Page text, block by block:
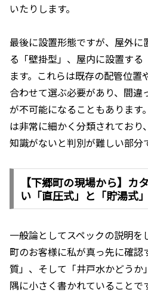
いたりします。
最後に設置形態ですが、屋外
る「壁掛型」、屋内に設置する
ます。これらは既存の配管位
合わせて選ぶ必要があり、間
が不可能になることもあります
は非常に細かく分類されており
知識がないと判別が難しい部分
【下郷町の現場から】カ
い「直圧式」と「貯湯式
一般論としてスペックの説明
町のお客様に私が真っ先に確
質」、そして「井戸水かどうか
隅に小さく書かれていること